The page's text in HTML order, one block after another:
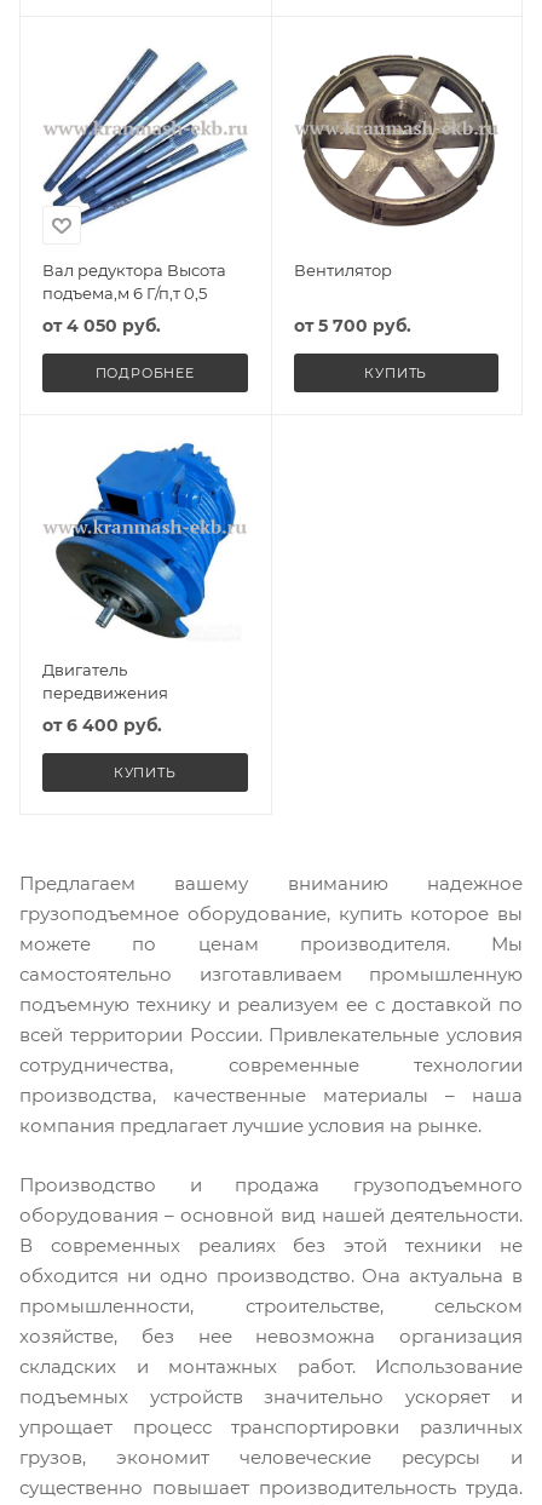
Вал редуктора Высота
подъема,м 6 Г/п,т 0,5
от4 050 руб.
ПОДРОБНЕЕ
Вентилятор
от5 700 руб.
КУПИТЬ
Двигатель
передвижения
от6 400 руб.
КУПИТЬ
Предлагаем вашему вниманию надежное
грузоподъемное оборудование, купить которое вы
можете по ценам производителя. Мы
самостоятельно изготавливаем промышленную
подъемную технику и реализуем ее с доставкой по
всей территории России. Привлекательные условия
сотрудничества, современные технологии
производства, качественные материалы – наша
компания предлагает лучшие условия на рынке.
Производство и продажа грузоподъемного
оборудования – основной вид нашей деятельности.
В современных реалиях без этой техники не
обходится ни одно производство. Она актуальна в
промышленности, строительстве, сельском
хозяйстве, без нее невозможна организация
складских и монтажных работ. Использование
подъемных устройств значительно ускоряет и
упрощает процесс транспортировки различных
грузов, экономит человеческие ресурсы и
существенно повышает производительность труда.